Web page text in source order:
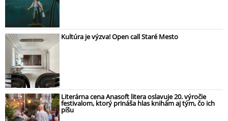
Kultúra je výzva! Open call Staré Mesto
Literárna cena Anasoft litera oslavuje 20. výročie
festivalom, ktorý prináša hlas knihám aj tým, čo ich
píšu